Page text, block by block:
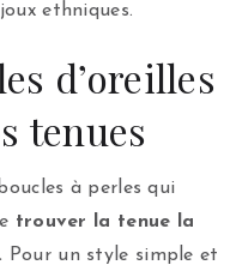
ethniques.
d’oreilles
tenues
à perles qui
trouver la tenue la
Pour un style simple et